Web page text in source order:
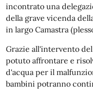
incontrato una
della grave vicenda
in largo Camastra
Grazie all'intervento del
potuto affrontare e
d'acqua per il
bambini potranno